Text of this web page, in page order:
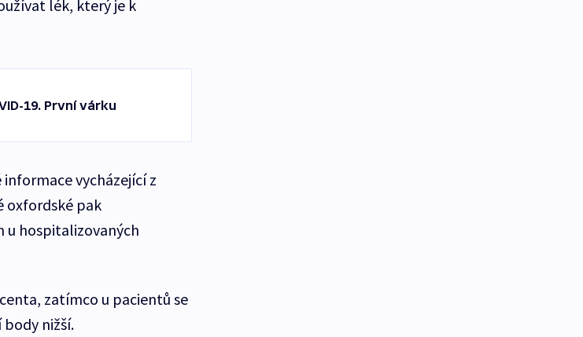
lék, který je k
19. První várku
vycházející z
oxfordské pak
u hospitalizovaných
zatímco u pacientů se
nižší.